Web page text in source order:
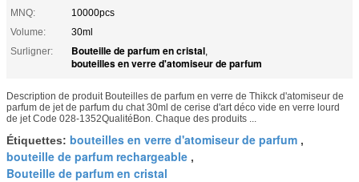
MNQ:
10000pcs
Volume:
30ml
Surligner:
Bouteille de parfum en cristal,
bouteilles en verre d'atomiseur de parfum
Description de produit Bouteilles de parfum en verre de Thikck d'atomiseur de
parfum de jet de parfum du chat 30ml de cerise d'art déco vide en verre lourd
de jet Code 028-1352QualitéBon. Chaque des produits ...
Étiquettes: bouteilles en verre d'atomiseur de parfum ,
bouteille de parfum rechargeable ,
Bouteille de parfum en cristal